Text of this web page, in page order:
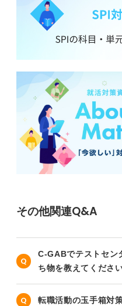
その他関連Q&A
C-GABでテストセン
ち物を教えてください
転職活動の玉手箱対